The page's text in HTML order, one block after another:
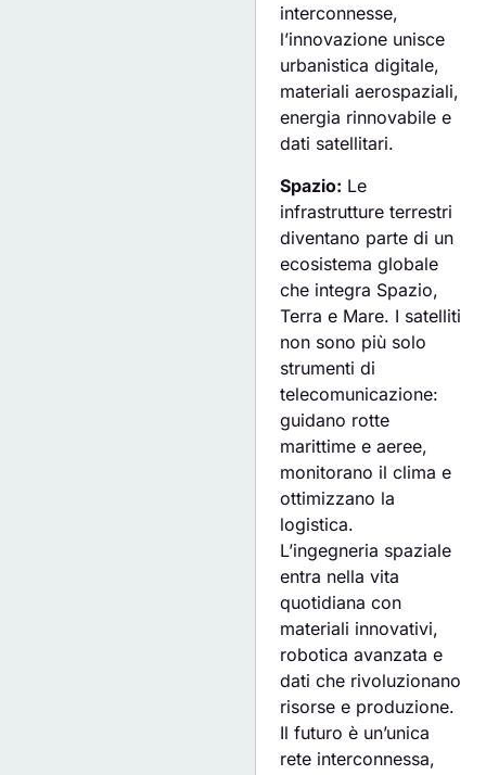
interconnesse,
l’innovazione unisce
urbanistica digitale,
materiali aerospaziali,
energia rinnovabile e
dati satellitari.
Spazio: Le
infrastrutture terrestri
diventano parte di un
ecosistema globale
che integra Spazio,
Terra e Mare. I satelliti
non sono più solo
strumenti di
telecomunicazione:
guidano rotte
marittime e aeree,
monitorano il clima e
ottimizzano la
logistica.
L’ingegneria spaziale
entra nella vita
quotidiana con
materiali innovativi,
robotica avanzata e
dati che rivoluzionano
risorse e produzione.
Il futuro è un’unica
rete interconnessa,